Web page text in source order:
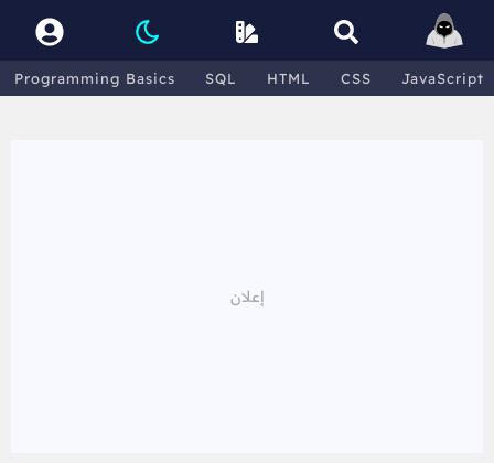
Programming Basics SQL HTML CSS JavaScript